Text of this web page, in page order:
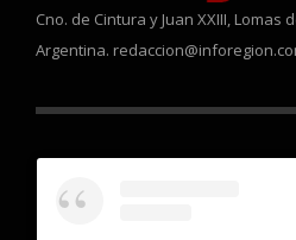
Cno. de Cintura y Juan XXIII, Lomas
Argentina.